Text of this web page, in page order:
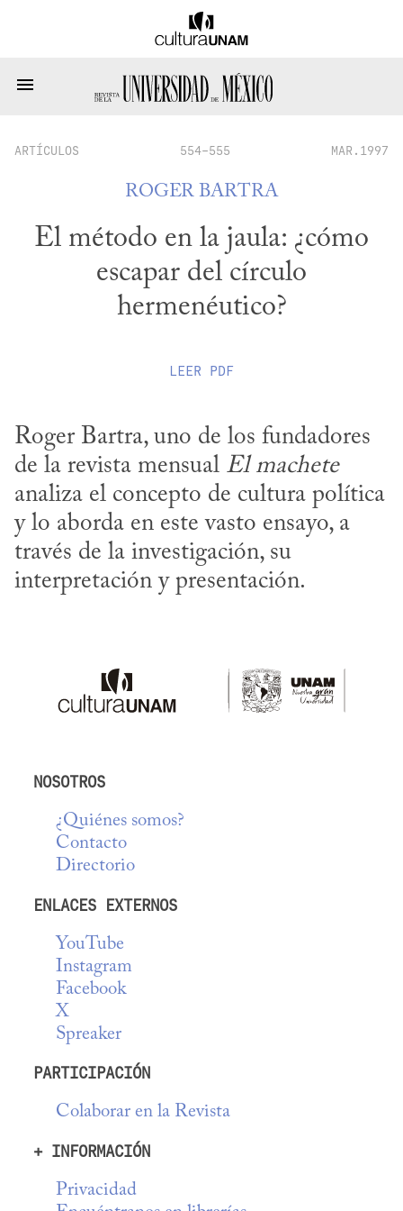
ARTÍCULOS 554-555 MAR.1997
ROGER BARTRA
El método en la jaula: ¿cómo
escapar del círculo
hermenéutico?
LEER PDF
Roger Bartra, uno de los fundadores
de la revista mensual El machete
analiza el concepto de cultura política
y lo aborda en este vasto ensayo, a
través de la investigación, su
interpretación y presentación.
NOSOTROS
¿Quiénes somos?
Contacto
Directorio
ENLACES EXTERNOS
YouTube
Instagram
Facebook
X
Spreaker
PARTICIPACIÓN
Colaborar en la Revista
+ INFORMACIÓN
Privacidad